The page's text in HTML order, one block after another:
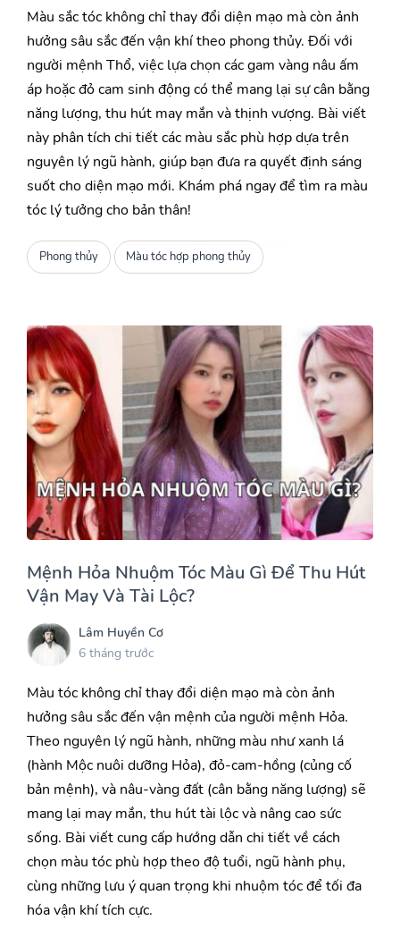
Màu sắc tóc không chỉ thay đổi diện mạo mà còn ảnh
hưởng sâu sắc đến vận khí theo phong thủy. Đối với
người mệnh Thổ, việc lựa chọn các gam vàng nâu ấm
áp hoặc đỏ cam sinh động có thể mang lại sự cân bằng
năng lượng, thu hút may mắn và thịnh vượng. Bài viết
này phân tích chi tiết các màu sắc phù hợp dựa trên
nguyên lý ngũ hành, giúp bạn đưa ra quyết định sáng
suốt cho diện mạo mới. Khám phá ngay để tìm ra màu
tóc lý tưởng cho bản thân!
Phong thủy Màu tóc hợp phong thủy
Mệnh Hỏa Nhuộm Tóc Màu Gì Để Thu Hút
Vận May Và Tài Lộc?
Lâm Huyền Cơ
6 tháng trước
Màu tóc không chỉ thay đổi diện mạo mà còn ảnh
hưởng sâu sắc đến vận mệnh của người mệnh Hỏa.
Theo nguyên lý ngũ hành, những màu như xanh lá
(hành Mộc nuôi dưỡng Hỏa), đỏ-cam-hồng (củng cố
bản mệnh), và nâu-vàng đất (cân bằng năng lượng) sẽ
mang lại may mắn, thu hút tài lộc và nâng cao sức
sống. Bài viết cung cấp hướng dẫn chi tiết về cách
chọn màu tóc phù hợp theo độ tuổi, ngũ hành phụ,
cùng những lưu ý quan trọng khi nhuộm tóc để tối đa
hóa vận khí tích cực.